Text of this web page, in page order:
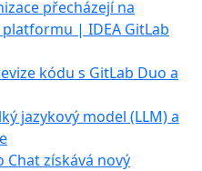
přecházejí na
| IDEA GitLab
kódu s GitLab Duo a
jazykový model (LLM) a
Chat získává nový